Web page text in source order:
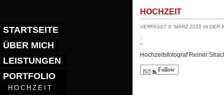
STARTSEITE
ÜBER MICH
LEISTUNGEN
PORTFOLIO
HOCHZEIT
HOCHZEIT
VERFASST 9. MÄRZ 2016 IN DER
Hochzeitsfotograf Reiner
Follow